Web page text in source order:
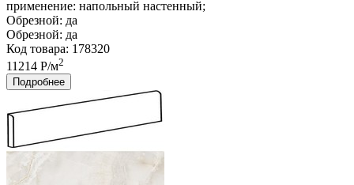
применение: напольный настенный;
Обрезной: да
Обрезной: да
Код товара: 178320
11214 Р/м2
Подробнее